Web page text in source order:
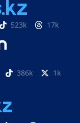
523k 17k
386k
1k